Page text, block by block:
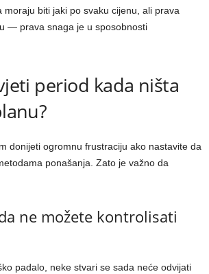
moraju biti jaki po svaku cijenu, ali prava
— prava snaga je u sposobnosti
period kada ništa
donijeti ogromnu frustraciju ako nastavite da
ponašanja. Zato je važno da
ne možete kontrolisati
padalo, neke stvari se sada neće odvijati